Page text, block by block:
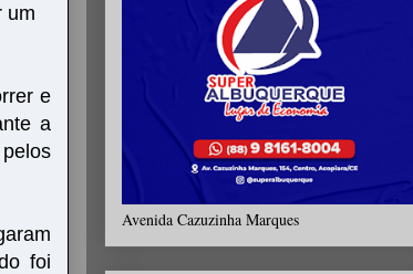
um
e
a
foi
Avenida Cazuzinha Marques